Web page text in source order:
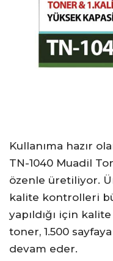
Kullanıma hazır
TN-1040 Muadil
özenle üretiliyor.
kalite kontrolleri
yapıldığı için
toner, 1.500
devam eder.